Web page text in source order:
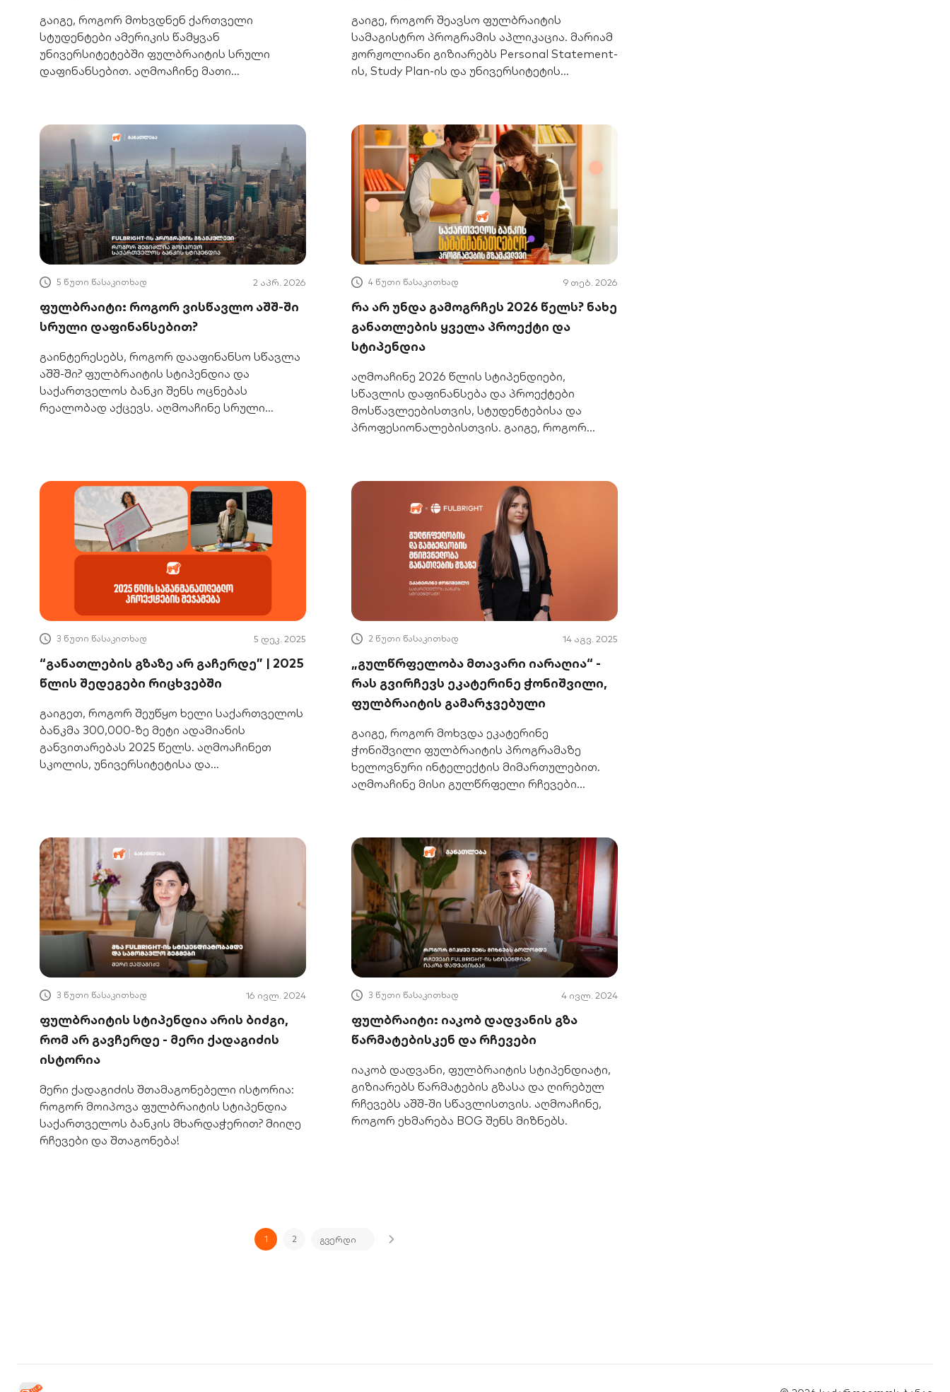
გაიგე, როგორ მოხვდნენ ქართველი
სტუდენტები ამერიკის წამყვან
უნივერსიტეტებში ფულბრაიტის სრული
დაფინანსებით. აღმოაჩინე მათი
გაიგე, როგორ შეავსო ფულბრაიტის
სამაგისტრო პროგრამის აპლიკაცია. მარიამ
ჟორჟოლიანი გიზიარებს Personal Statement-
ის, Study Plan-ის და უნივერსიტეტის
5 წუთი წასაკითხად 2 აპრ. 2026
ფულბრაიტი: როგორ ვისწავლო აშშ-ში
სრული დაფინანსებით?
გაინტერესებს, როგორ დააფინანსო სწავლა
აშშ-ში? ფულბრაიტის სტიპენდია და
საქართველოს ბანკი შენს ოცნებას
რეალობად აქცევს. აღმოაჩინე სრული
4 წუთი წასაკითხად 9 თებ. 2026
რა არ უნდა გამოგრჩეს 2026 წელს? ნახე
განათლების ყველა პროექტი და
სტიპენდია
აღმოაჩინე 2026 წლის სტიპენდიები,
სწავლის დაფინანსება და პროექტები
მოსწავლეებისთვის, სტუდენტებისა და
პროფესიონალებისთვის. გაიგე, როგორ
3 წუთი წასაკითხად 5 დეკ. 2025
“განათლების გზაზე არ გაჩერდე” | 2025
წლის შედეგები რიცხვებში
გაიგეთ, როგორ შეუწყო ხელი საქართველოს
ბანკმა 300,000-ზე მეტი ადამიანის
განვითარებას 2025 წელს. აღმოაჩინეთ
სკოლის, უნივერსიტეტისა და
2 წუთი წასაკითხად 14 აგვ. 2025
„გულწრფელობა მთავარი იარაღია“ -
რას გვირჩევს ეკატერინე ჭონიშვილი,
ფულბრაიტის გამარჯვებული
გაიგე, როგორ მოხვდა ეკატერინე
ჭონიშვილი ფულბრაიტის პროგრამაზე
ხელოვნური ინტელექტის მიმართულებით.
აღმოაჩინე მისი გულწრფელი რჩევები
3 წუთი წასაკითხად 16 ივლ. 2024
ფულბრაიტის სტიპენდია არის ბიძგი,
რომ არ გავჩერდე - მერი ქადაგიძის
ისტორია
მერი ქადაგიძის შთამაგონებელი ისტორია:
როგორ მოიპოვა ფულბრაიტის სტიპენდია
საქართველოს ბანკის მხარდაჭერით? მიიღე
რჩევები და შთაგონება!
3 წუთი წასაკითხად 4 ივლ. 2024
ფულბრაიტი: იაკობ დადვანის გზა
წარმატებისკენ და რჩევები
იაკობ დადვანი, ფულბრაიტის სტიპენდიატი,
გიზიარებს წარმატების გზასა და ღირებულ
რჩევებს აშშ-ში სწავლისთვის. აღმოაჩინე,
როგორ ეხმარება BOG შენს მიზნებს.
1 2